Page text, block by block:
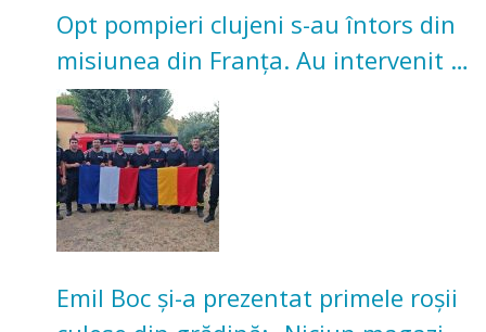
Opt pompieri clujeni s-au întors din
misiunea din Franța. Au intervenit la
incendii de vegetație și pădure
Emil Boc și-a prezentat primele roșii